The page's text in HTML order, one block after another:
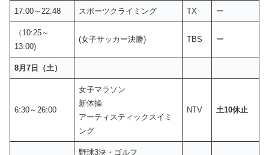
17:00～22:48 スポーツクライミング TX ー
（10:25～
13:00)
(女子サッカー決勝) TBS ー
8月7日（土）
6:30～26:00
女子マラソン
新体操
アーティスティックスイミ
ング
NTV 土10休止
野球3決・ゴルフ